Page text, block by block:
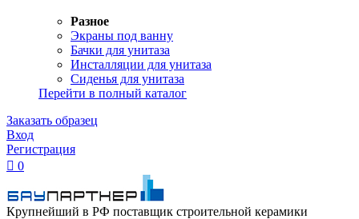
Разное
Экраны под ванну
Бачки для унитаза
Инсталляции для унитаза
Сиденья для унитаза
Перейти в полный каталог
Заказать образец
Вход
Регистрация
 0
Крупнейший в РФ поставщик строительной керамики